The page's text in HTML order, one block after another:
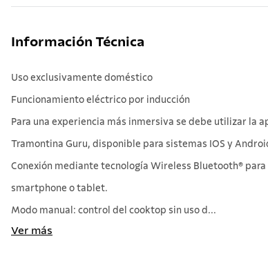
Información Técnica
Uso exclusivamente doméstico
Funcionamiento eléctrico por inducción
Para una experiencia más inmersiva se debe utilizar la
Tramontina Guru, disponible para sistemas IOS y
Conexión mediante tecnología Wireless Bluetooth® para
smartphone o tablet.
Modo manual: control del cooktop sin uso d...
Ver más